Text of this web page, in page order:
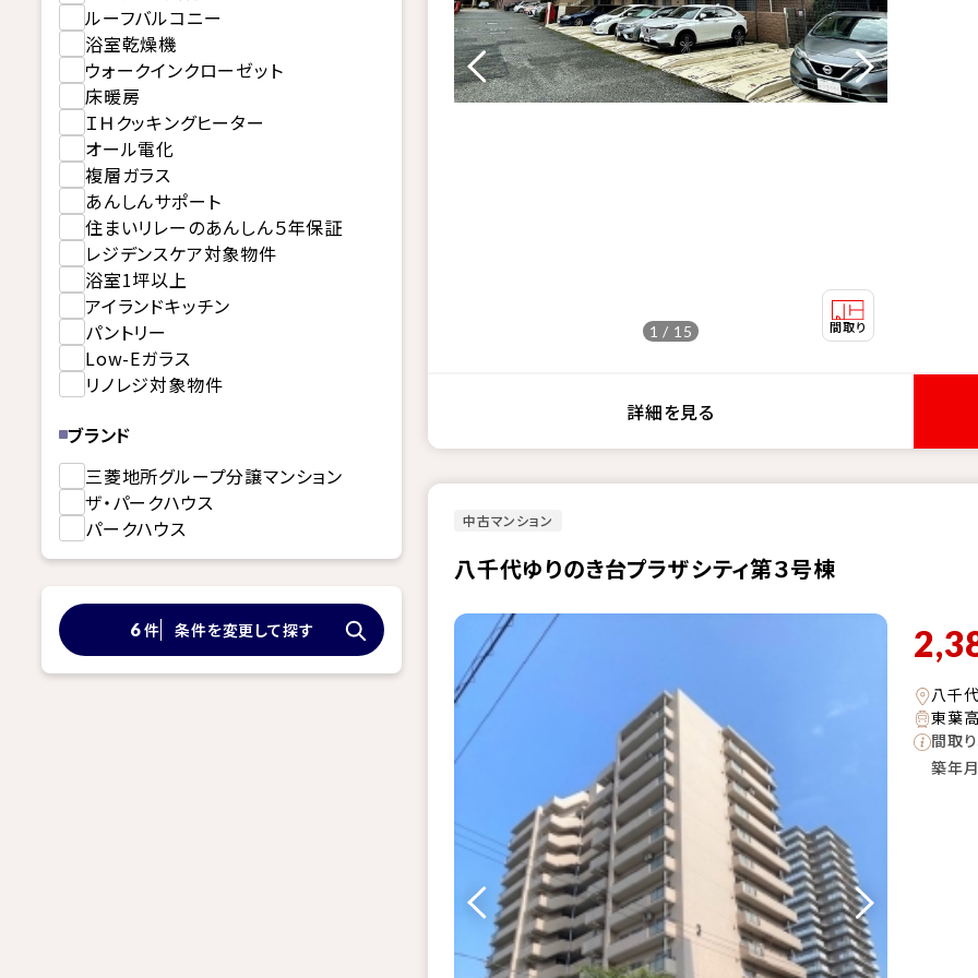
ルーフバルコニー
浴室乾燥機
ウォークインクローゼット
床暖房
ＩＨクッキングヒーター
オール電化
複層ガラス
あんしんサポート
住まいリレーのあんしん５年保証
レジデンスケア対象物件
浴室1坪以上
アイランドキッチン
パントリー
Low-Eガラス
リノレジ対象物件
ブランド
三菱地所グループ分譲マンション
ザ・パークハウス
パークハウス
6 件 条件を変更して探す
1 / 15
詳細を見る
中古マンション
八千代ゆりのき台プラザシティ第３号棟
八千
東葉
間取り
築年月